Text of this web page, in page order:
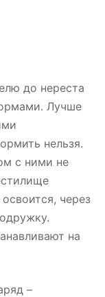
до нереста
Лучше
нельзя.
с ними не
через
на
–